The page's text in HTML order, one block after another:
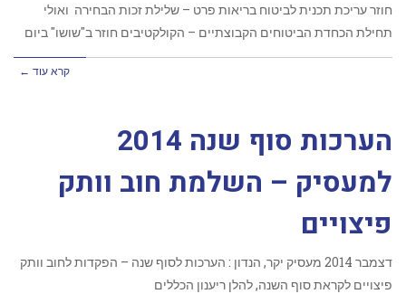
חוזר עריכת תכנית לביטוח בריאות פרט – שלילת זכות הבחירה ואולי
תחילת הכחדת הביטוחים הקבוצתיים – הקולקטיבים חוזר ב"שושו" ביום
קרא עוד ←
הערכות סוף שנה 2014
למעסיק – השלמת חוב וותק
פיצויים
דצמבר 2014 מעסיק יקר, הנדון : הערכות לסוף שנה – הפקדות לחוב וותק
פיצויים לקראת סוף השנה, להלן ריענון הכללים